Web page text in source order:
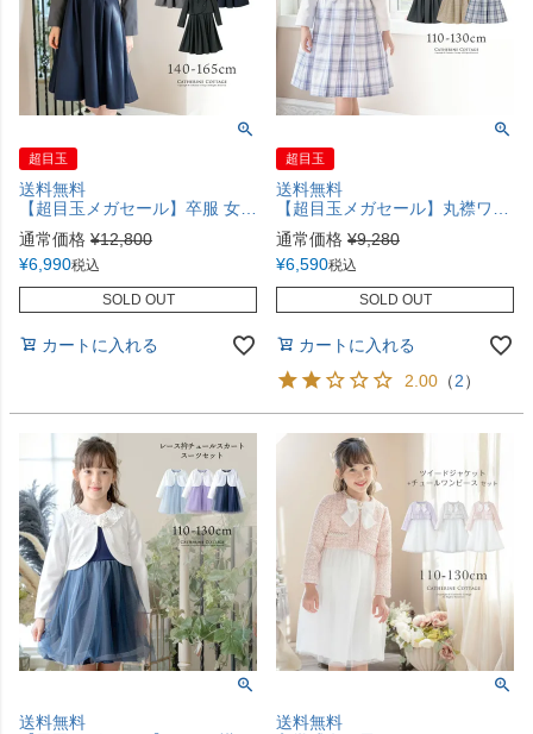
超目玉
送料無料
【超目玉メガセール】卒服 女の子スーツ 小学校卒業式 ダブルボタンセーラースーツ きれいめワンピース セットアップ フォーマル 女子スーツ キッズ ジュニア 小学生 4点セット[ワンピース,ジャケット,リボン,ワッペン] 黒 紺 グレー TAK キャサリンコテージ
通常価格 ¥12,800
¥6,990税込
SOLD OUT
カートに入れる
超目玉
送料無料
【超目玉メガセール】丸襟ワンピースとボレロのアンサンブル 入学式 女の子スーツ セットアップ ベージュ 青 グレー チェック柄 フォーマル コサージュ キャサリンコテージ TAK
通常価格 ¥9,280
¥6,590税込
SOLD OUT
カートに入れる
2.00 （2）
送料無料
送料無料